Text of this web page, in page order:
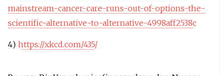
mainstream-cancer-care-runs-out-of-options-the-
scientific-alternative-to-alternative-4998aff2538c
4) https://xkcd.com/435/